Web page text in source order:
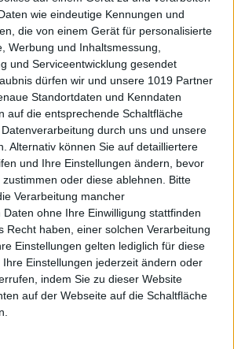
wie eindeutige Kennungen und
die von einem Gerät für personalisierte
Werbung und Inhaltsmessung,
und Serviceentwicklung gesendet
dürfen wir und unsere 1019 Partner
Standortdaten und Kenndaten
auf die entsprechende Schaltfläche
durch uns und unsere
Alternativ können Sie auf detailliertere
und Ihre Einstellungen ändern, bevor
oder diese ablehnen.
Bitte
Verarbeitung mancher
ohne Ihre Einwilligung stattfinden
Recht haben, einer solchen Verarbeitung
Einstellungen gelten lediglich für diese
Einstellungen jederzeit ändern oder
indem Sie zu dieser Website
auf der Webseite auf die Schaltfläche